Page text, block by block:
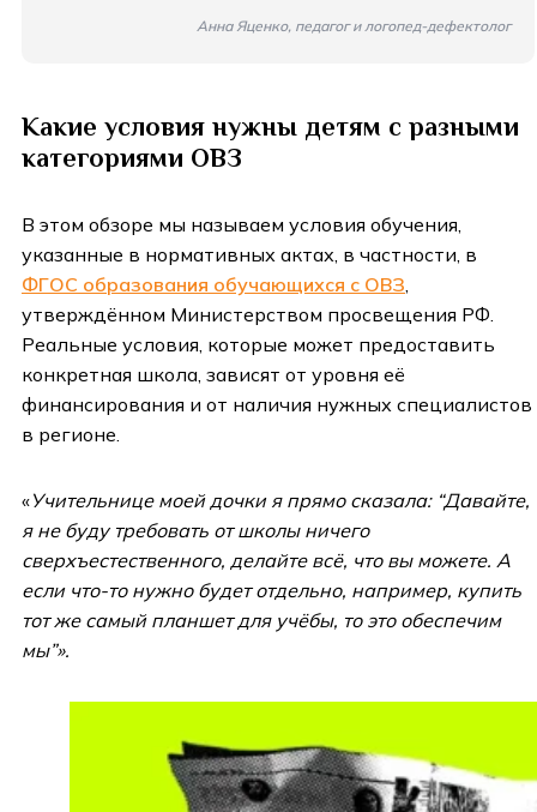
Анна Яценко, педагог и логопед-дефектолог
Какие условия нужны детям с разными
категориями ОВЗ
В этом обзоре мы называем условия обучения,
указанные в нормативных актах, в частности, в
ФГОС образования обучающихся с ОВЗ,
утверждённом Министерством просвещения РФ.
Реальные условия, которые может предоставить
конкретная школа, зависят от уровня её
финансирования и от наличия нужных специалистов
в регионе.
«Учительнице моей дочки я прямо сказала: “Давайте,
я не буду требовать от школы ничего
сверхъестественного, делайте всё, что вы можете. А
если что-то нужно будет отдельно, например, купить
тот же самый планшет для учёбы, то это обеспечим
мы”».